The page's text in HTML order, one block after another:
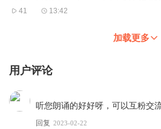
41 13:42
加载更多
用户评论
听您朗诵的好好呀，可以互粉交
回复 2023-02-22